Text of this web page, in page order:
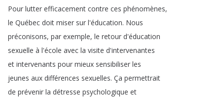
Pour lutter efficacement contre ces phénomènes,
le Québec doit miser sur l'éducation. Nous
préconisons, par exemple, le retour d'éducation
sexuelle à l'école avec la visite d'intervenantes
et intervenants pour mieux sensibiliser les
jeunes aux différences sexuelles. Ça permettrait
de prévenir la détresse psychologique et